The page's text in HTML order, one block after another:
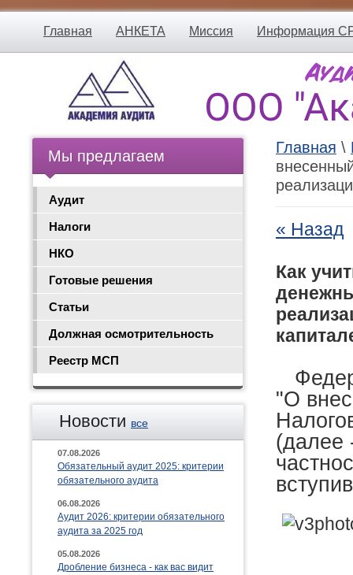
Главная АНКЕТА Миссия Информация
Мы предлагаем
Аудит
Налоги
НКО
Готовые решения
Статьи
Должная осмотрительность
Реестр МСП
Новости все
07.08.2026
Обязательный аудит 2025: критерии
обязательного аудита
06.08.2026
Аудит 2026: критерии обязательного
аудита за 2025 год
05.08.2026
Дробление бизнеса - как вас видит
Главная \
« Назад
Как
"О
(далее